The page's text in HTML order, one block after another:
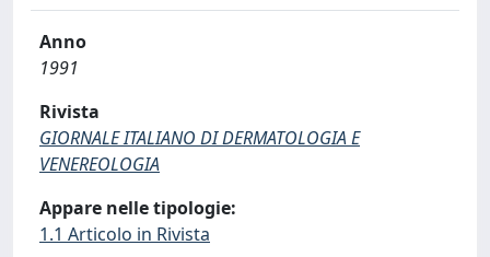
Anno
1991
Rivista
GIORNALE ITALIANO DI DERMATOLOGIA E
VENEREOLOGIA
Appare nelle tipologie:
1.1 Articolo in Rivista